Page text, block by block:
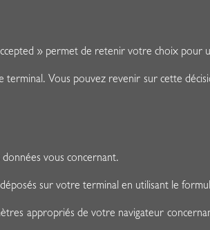
» permet de retenir votre choix pour
Vous pouvez revenir sur cette
vous concernant.
sur votre terminal en utilisant le
appropriés de votre navigateur